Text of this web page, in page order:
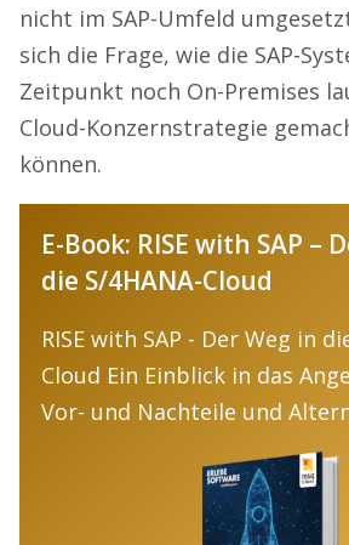
nicht im SAP-Umfeld
sich die Frage, wie die SAP-
Zeitpunkt noch On-Premises
Cloud-Konzernstrategie
können.
E-Book: RISE with SAP –
die S/4HANA-Cloud
RISE with SAP - Der Weg in
Cloud Ein Einblick in das
Vor- und Nachteile und